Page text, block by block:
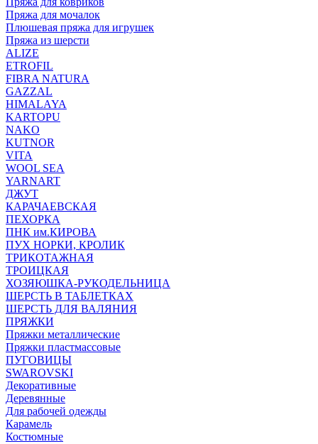
Пряжа для мочалок
Плюшевая пряжа для игрушек
Пряжа из шерсти
ALIZE
ETROFIL
FIBRA NATURA
GAZZAL
HIMALAYA
KARTOPU
NAKO
KUTNOR
VITA
WOOL SEA
YARNART
ДЖУТ
КАРАЧАЕВСКАЯ
ПЕХОРКА
ПНК им.КИРОВА
ПУХ НОРКИ, КРОЛИК
ТРИКОТАЖНАЯ
ТРОИЦКАЯ
ХОЗЯЮШКА-РУКОДЕЛЬНИЦА
ШЕРСТЬ В ТАБЛЕТКАХ
ШЕРСТЬ ДЛЯ ВАЛЯНИЯ
ПРЯЖКИ
Пряжки металлические
Пряжки пластмассовые
ПУГОВИЦЫ
SWAROVSKI
Декоративные
Деревянные
Для рабочей одежды
Карамель
Костюмные